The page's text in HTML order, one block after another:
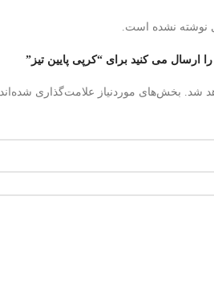
نوشته نشده است.
ارسال می کنید برای “کرپی پایین تیز”
شد. بخش‌های موردنیاز علامت‌گذاری شده‌اند